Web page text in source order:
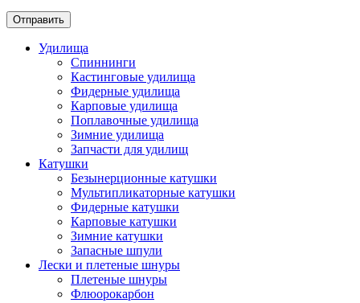
Отправить
Удилища
Спиннинги
Кастинговые удилища
Фидерные удилища
Карповые удилища
Поплавочные удилища
Зимние удилища
Запчасти для удилищ
Катушки
Безынерционные катушки
Мультипликаторные катушки
Фидерные катушки
Карповые катушки
Зимние катушки
Запасные шпули
Лески и плетеные шнуры
Плетеные шнуры
Флюорокарбон